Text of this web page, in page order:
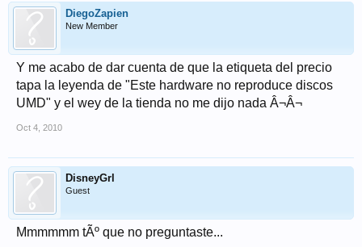
DiegoZapien
New Member
Y me acabo de dar cuenta de que la etiqueta del precio
tapa la leyenda de "Este hardware no reproduce discos
UMD" y el wey de la tienda no me dijo nada Â¬Â¬
Oct 4, 2010
DisneyGrl
Guest
Mmmmmm tÃº que no preguntaste...